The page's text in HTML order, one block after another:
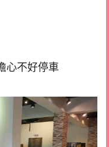
心不好停車